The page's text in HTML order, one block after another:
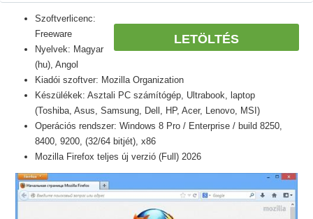
LETÖLTÉS
Szoftverlicenc:
Freeware
Nyelvek: Magyar
(hu), Angol
Kiadói szoftver: Mozilla Organization
Készülékek: Asztali PC számítógép, Ultrabook, laptop
(Toshiba, Asus, Samsung, Dell, HP, Acer, Lenovo, MSI)
Operációs rendszer: Windows 8 Pro / Enterprise / build 8250,
8400, 9200, (32/64 bitjét), x86
Mozilla Firefox teljes új verzió (Full) 2026